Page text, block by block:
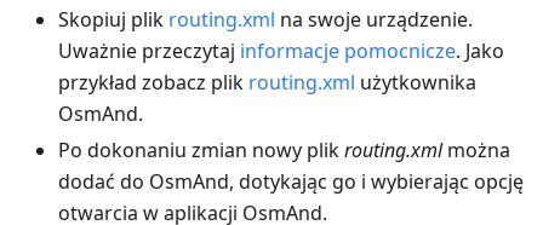
Skopiuj plik routing.xml na swoje urządzenie.
Uważnie przeczytaj informacje pomocnicze. Jako
przykład zobacz plik routing.xml użytkownika
OsmAnd.
Po dokonaniu zmian nowy plikrouting.xmlmożna
dodać do OsmAnd, dotykając go i wybierając opcję
otwarcia w aplikacji OsmAnd.